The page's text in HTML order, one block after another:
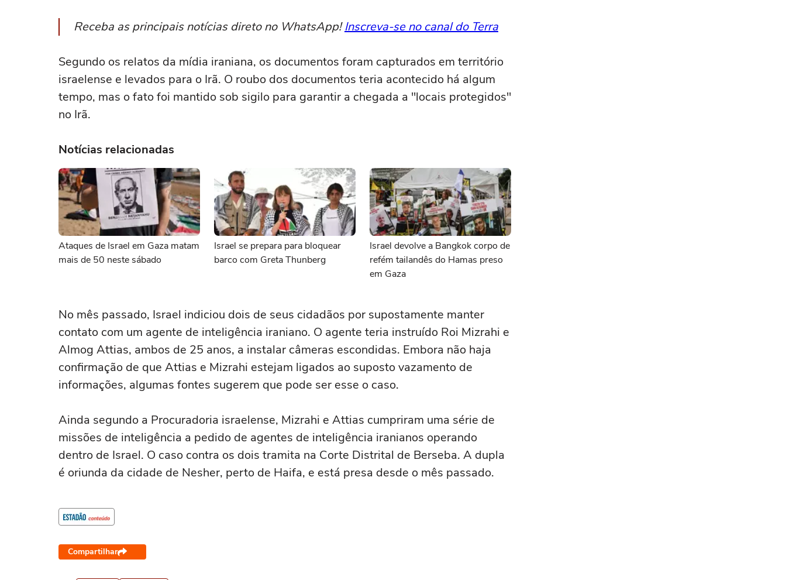
Receba as principais notícias direto no WhatsApp!Inscreva-se no canal do Terra
Segundo os relatos da mídia iraniana, os documentos foram capturados em território
israelense e levados para o Irã. O roubo dos documentos teria acontecido há algum
tempo, mas o fato foi mantido sob sigilo para garantir a chegada a "locais protegidos"
no Irã.
Notícias relacionadas
Ataques de Israel em Gaza matam
mais de 50 neste sábado
Israel se prepara para bloquear
barco com Greta Thunberg
Israel devolve a Bangkok corpo de
refém tailandês do Hamas preso
em Gaza
No mês passado, Israel indiciou dois de seus cidadãos por supostamente manter
contato com um agente de inteligência iraniano. O agente teria instruído Roi Mizrahi e
Almog Attias, ambos de 25 anos, a instalar câmeras escondidas. Embora não haja
confirmação de que Attias e Mizrahi estejam ligados ao suposto vazamento de
informações, algumas fontes sugerem que pode ser esse o caso.
Ainda segundo a Procuradoria israelense, Mizrahi e Attias cumpriram uma série de
missões de inteligência a pedido de agentes de inteligência iranianos operando
dentro de Israel. O caso contra os dois tramita na Corte Distrital de Berseba. A dupla
é oriunda da cidade de Nesher, perto de Haifa, e está presa desde o mês passado.
Compartilhar